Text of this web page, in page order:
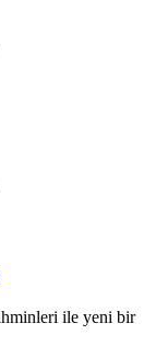
ile yeni bir